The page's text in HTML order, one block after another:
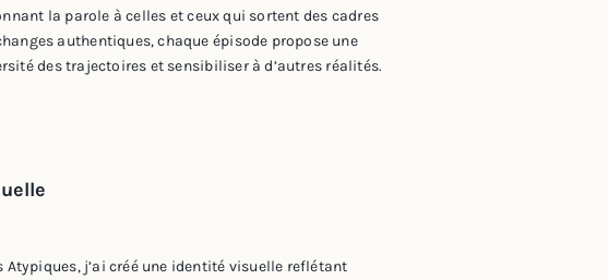
la parole à celles et ceux qui sortent des cadres
authentiques, chaque épisode propose une
des trajectoires et sensibiliser à d’autres réalités.
Atypiques, j’ai créé une identité visuelle reflétant